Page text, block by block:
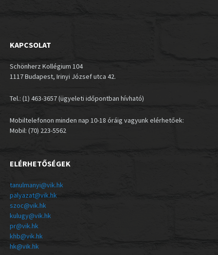
KAPCSOLAT
Schönherz Kollégium 104
1117 Budapest, Irinyi József utca 42.
Tel.: (1) 463-3657 (ügyeleti időpontban hívható)
Mobiltelefonon minden nap 10-18 óráig vagyunk elérhetőek:
Mobil: (70) 223-5562
ELÉRHETŐSÉGEK
tanulmanyi@vik.hk
palyazat@vik.hk
szoc@vik.hk
kulugy@vik.hk
pr@vik.hk
khb@vik.hk
hk@vik.hk